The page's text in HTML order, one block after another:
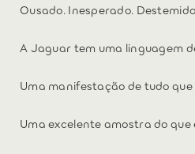
Ousado. Inesperado.
A Jaguar tem uma linguagem
Uma manifestação de tudo
Uma excelente amostra do que